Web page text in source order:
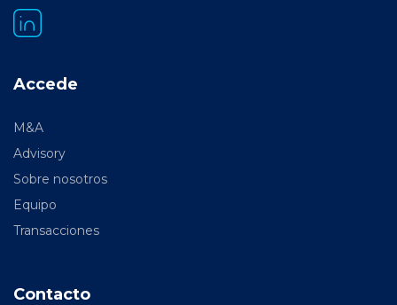
Accede
M&A
Advisory
Sobre nosotros
Equipo
Transacciones
Contacto